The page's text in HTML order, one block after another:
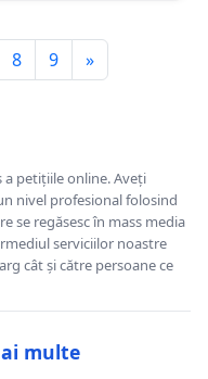
8 9 »
a petițiile online. Aveți
nivel profesional folosind
se regăsesc în mass media
serviciilor noastre
cât și către persoane ce
multe